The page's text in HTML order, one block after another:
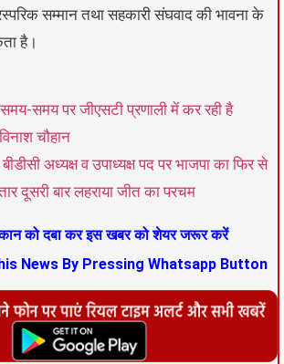
सम्मान तथा सहकारी संघवाद की भावना के
है।
समय पर जीएसटी प्रणाली में कर रही है
चौहान
अध्यक्ष व उपाध्यक्ष पद पर भाजपा का फिर से
दूसरी बार लहराया जीत का परचम
को दबा कर इस खबर को शेयर जरूर करें
News By Pressing Whatsapp Button